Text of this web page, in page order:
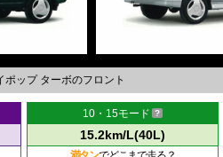
ップ ターボのフロント
10・15モード
15.2km/L(40L)